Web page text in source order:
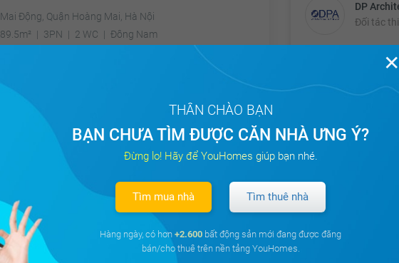
Mai Động, Quận Hoàng Mai, Hà Nội
89.5m²
3PN 2 WC Đông Nam
DP
Đối tác
Ngân hàng liên kết
Ngân
✕
THÂN CHÀO BẠN
BẠN CHƯA TÌM ĐƯỢC CĂN NHÀ ƯNG Ý?
Đừng lo! Hãy để YouHomes giúp bạn nhé.
Tìm mua nhà Tìm thuê nhà
Hàng ngày, có hơn +2.600 bất động sản mới đang được đăng
bán/cho thuê trên nền tảng YouHomes.